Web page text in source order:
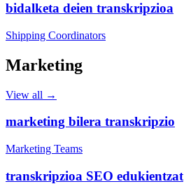
bidalketa deien transkripzioa
Shipping Coordinators
Marketing
View all →
marketing bilera transkripzio
Marketing Teams
transkripzioa SEO edukientzat